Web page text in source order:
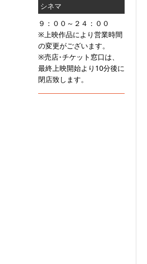
シネマ
９：００～２４：００
※上映作品により営業時間
の変更がございます。
※売店･チケット窓口は、
最終上映開始より10分後に
閉店致します。